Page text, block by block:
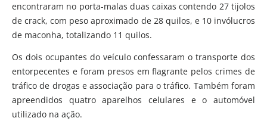
encontraram no porta-malas duas caixas contendo 27 tijolos
de crack, com peso aproximado de 28 quilos, e 10 invólucros
de maconha, totalizando 11 quilos.
Os dois ocupantes do veículo confessaram o transporte dos
entorpecentes e foram presos em flagrante pelos crimes de
tráfico de drogas e associação para o tráfico. Também foram
apreendidos quatro aparelhos celulares e o automóvel
utilizado na ação.